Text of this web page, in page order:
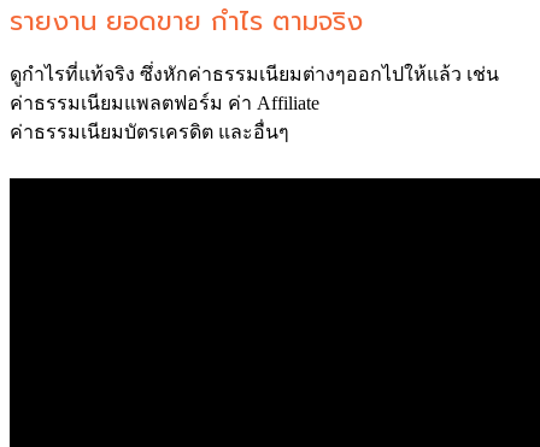
รายงาน ยอดขาย กำไร ตามจริง
ดูกำไรที่แท้จริง ซึ่งหักค่าธรรมเนียมต่างๆออกไปให้แล้ว เช่น
ค่าธรรมเนียมแพลตฟอร์ม ค่า Affiliate
ค่าธรรมเนียมบัตรเครดิต และอื่นๆ